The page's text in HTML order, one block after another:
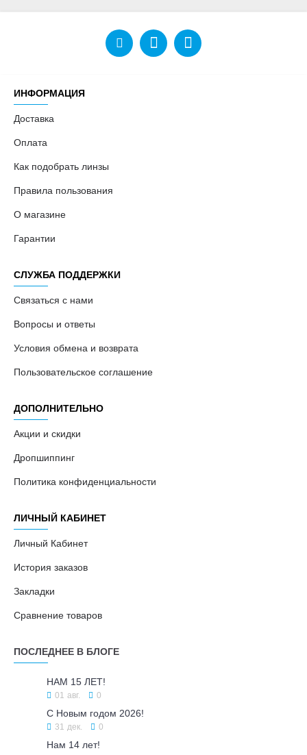
ИНФОРМАЦИЯ
Доставка
Оплата
Как подобрать линзы
Правила пользования
О магазине
Гарантии
СЛУЖБА ПОДДЕРЖКИ
Связаться с нами
Вопросы и ответы
Условия обмена и возврата
Пользовательское соглашение
ДОПОЛНИТЕЛЬНО
Акции и скидки
Дропшиппинг
Политика конфиденциальности
ЛИЧНЫЙ КАБИНЕТ
Личный Кабинет
История заказов
Закладки
Сравнение товаров
ПОСЛЕДНЕЕ В БЛОГЕ
НАМ 15 ЛЕТ!
01 авг. 0
С Новым годом 2026!
31 дек. 0
Нам 14 лет!